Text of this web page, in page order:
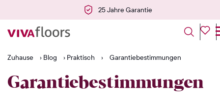
25 Jahre Garantie
Zuhause › Blog › Praktisch › Garantiebestimmungen
Garantiebestimmungen